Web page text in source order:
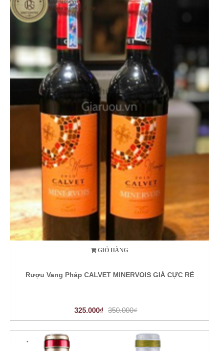
GIỎ HÀNG
Rượu Vang Pháp CALVET MINERVOIS GIÁ CỰC RẺ
325.000₫ 350.000₫